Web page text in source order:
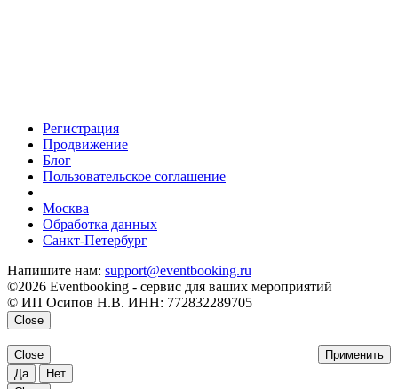
Регистрация
Продвижение
Блог
Пользовательское соглашение
Москва
Обработка данных
Санкт-Петербург
Напишите нам: support@eventbooking.ru
©2026 Eventbooking - сервис для ваших мероприятий
© ИП Осипов Н.В. ИНН: 772832289705
Close
Применить
Close
Да
Нет